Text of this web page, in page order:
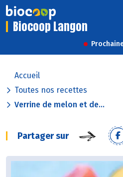
Biocoop Langon
Accueil
Toutes nos recettes
Verrine de melon et de...
Partager sur